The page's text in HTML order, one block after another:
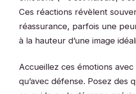
Ces réactions révèlent
réassurance, parfois une
à la hauteur d’une image
Accueillez ces émotions
qu’avec défense. Posez des